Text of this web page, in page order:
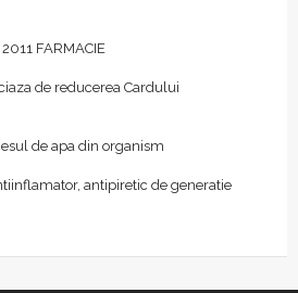
FARMACIE
de reducerea Cardului
de apa din organism
antipiretic de generatie